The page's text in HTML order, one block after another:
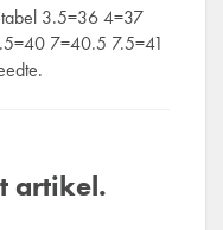
3.5=36 4=37
7=40.5 7.5=41
artikel.